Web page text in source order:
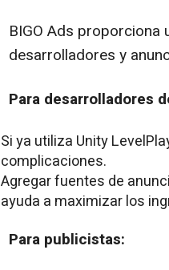
BIGO Ads proporciona
desarrolladores y
Para desarrolladores
Si ya utiliza Unity
complicaciones.
Agregar fuentes de
ayuda a maximizar los
Para publicistas: